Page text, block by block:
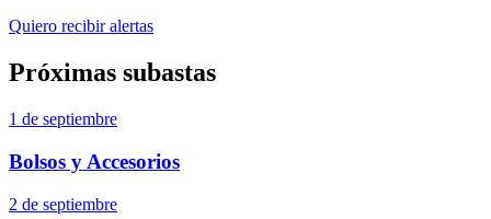
Quiero recibir alertas
Próximas subastas
1 de septiembre
Bolsos y Accesorios
2 de septiembre